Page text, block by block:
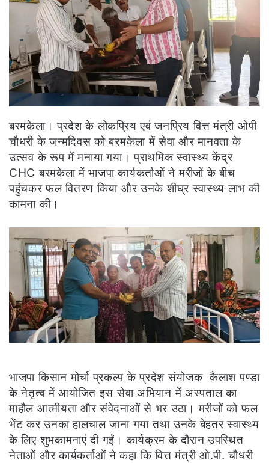
बरमकेला। प्रदेश के लोकप्रिय एवं जनप्रिय वित्त मंत्री ओपी
चौधरी के जन्मदिवस को बरमकेला में सेवा और मानवता के
उत्सव के रूप में मनाया गया। प्राथमिक स्वास्थ्य केंद्र
CHC बरमकेला में भाजपा कार्यकर्ताओं ने मरीजों के बीच
पहुंचकर फल वितरण किया और उनके शीघ्र स्वास्थ्य लाभ की
कामना की।
भाजपा किसान मोर्चा प्रकल्प के प्रदेश संयोजक कैलाश पण्डा
के नेतृत्व में आयोजित इस सेवा अभियान में अस्पताल का
माहौल आत्मीयता और संवेदनाओं से भर उठा। मरीजों को फल
भेंट कर उनका हालचाल जाना गया तथा उनके बेहतर स्वास्थ्य
के लिए शुभकामनाएं दी गईं। कार्यक्रम के दौरान उपस्थित
नेताओं और कार्यकर्ताओं ने कहा कि वित्त मंत्री ओ.पी. चौधरी